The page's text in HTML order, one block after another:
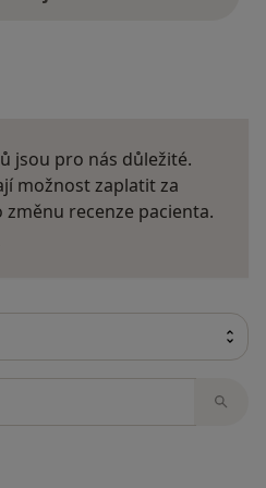
jsou pro nás důležité.
možnost zaplatit za
recenze pacienta.